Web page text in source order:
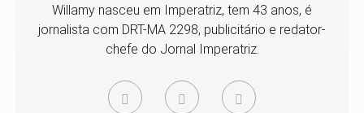
Willamy nasceu em Imperatriz, tem 43 anos, é
jornalista com DRT-MA 2298, publicitário e redator-
chefe do Jornal Imperatriz.